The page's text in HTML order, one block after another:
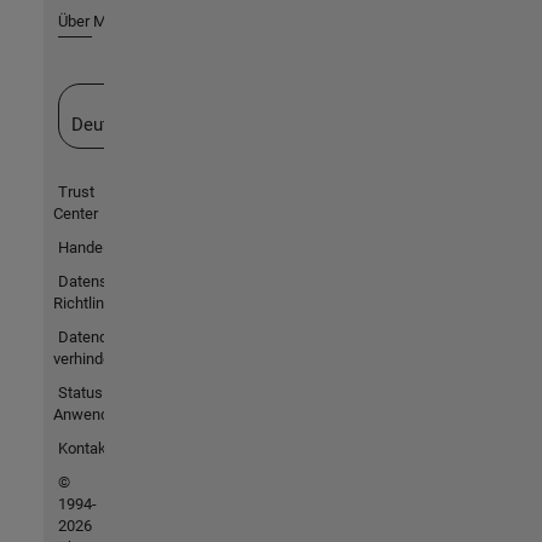
Über MathWorks
Deutschland
Trust
Center
Handelsmarken
Datenschutz-
Richtlinien
Datendiebstahl
verhindern
Status von
Anwendungen
Kontakt
©
1994-
2026